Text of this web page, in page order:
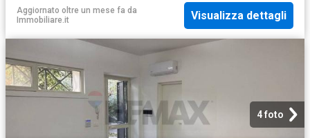
Aggiornato oltre un mese fa da
Immobiliare.it
Visualizza dettagli
4 foto